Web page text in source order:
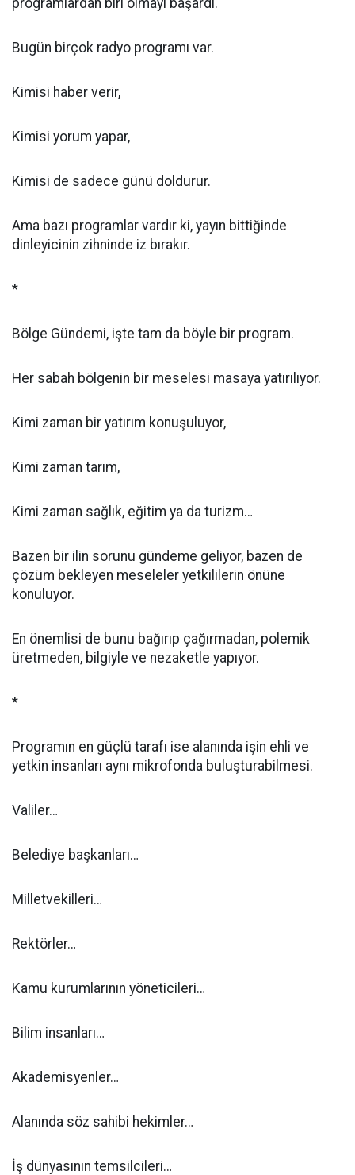
programlardan biri olmayı başardı.
Bugün birçok radyo programı var.
Kimisi haber verir,
Kimisi yorum yapar,
Kimisi de sadece günü doldurur.
Ama bazı programlar vardır ki, yayın bittiğinde
dinleyicinin zihninde iz bırakır.
*
Bölge Gündemi, işte tam da böyle bir program.
Her sabah bölgenin bir meselesi masaya yatırılıyor.
Kimi zaman bir yatırım konuşuluyor,
Kimi zaman tarım,
Kimi zaman sağlık, eğitim ya da turizm…
Bazen bir ilin sorunu gündeme geliyor, bazen de
çözüm bekleyen meseleler yetkililerin önüne
konuluyor.
En önemlisi de bunu bağırıp çağırmadan, polemik
üretmeden, bilgiyle ve nezaketle yapıyor.
*
Programın en güçlü tarafı ise alanında işin ehli ve
yetkin insanları aynı mikrofonda buluşturabilmesi.
Valiler…
Belediye başkanları…
Milletvekilleri…
Rektörler…
Kamu kurumlarının yöneticileri…
Bilim insanları…
Akademisyenler…
Alanında söz sahibi hekimler…
İş dünyasının temsilcileri…